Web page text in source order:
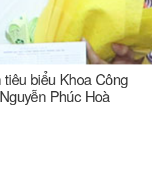
biểu Khoa Công
Phúc Hoà